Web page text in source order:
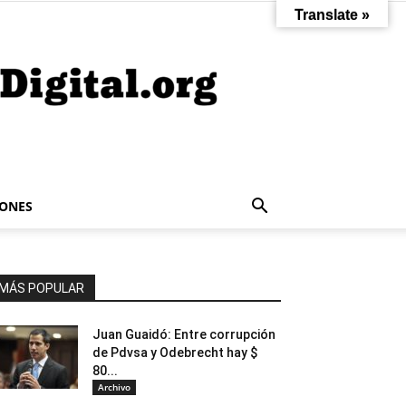
MÁS POPULAR
Juan Guaidó: Entre corrupción
de Pdvsa y Odebrecht hay $
80...
Archivo
Translate »